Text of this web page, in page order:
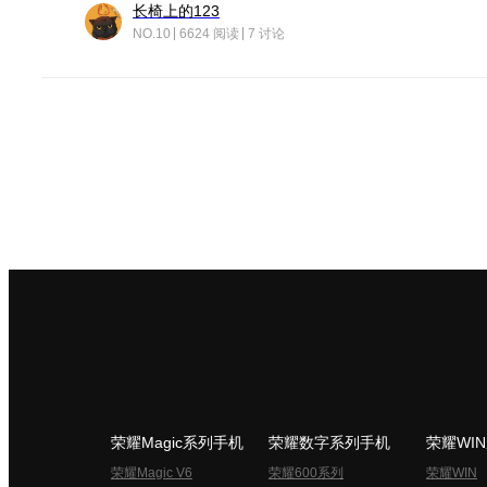
长椅上的123
NO.10 6624 阅读 7 讨论
荣耀Magic系列手机
荣耀Magic V6
荣耀数字系列手机
荣耀600系列
荣耀
荣耀WIN